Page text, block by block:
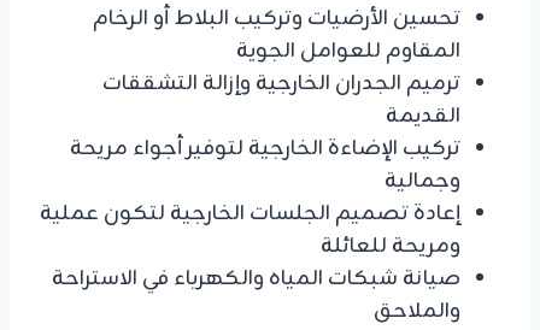
تحسين الأرضيات وتركيب البلاط أو الرخام
المقاوم للعوامل الجوية
ترميم الجدران الخارجية وإزالة التشققات
القديمة
تركيب الإضاءة الخارجية لتوفير أجواء مريحة
وجمالية
إعادة تصميم الجلسات الخارجية لتكون عملية
ومريحة للعائلة
صيانة شبكات المياه والكهرباء في الاستراحة
والملاحق